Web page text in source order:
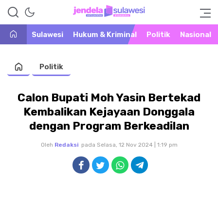
Jendela Sulawesi
Warta Peristiwa di Khatulistiwa
Sulawesi
Hukum & Kriminal Politik Nasional
Politik
Calon Bupati Moh Yasin Bertekad
Kembalikan Kejayaan Donggala
dengan Program Berkeadilan
Oleh Redaksi pada Selasa, 12 Nov 2024 | 1:19 pm